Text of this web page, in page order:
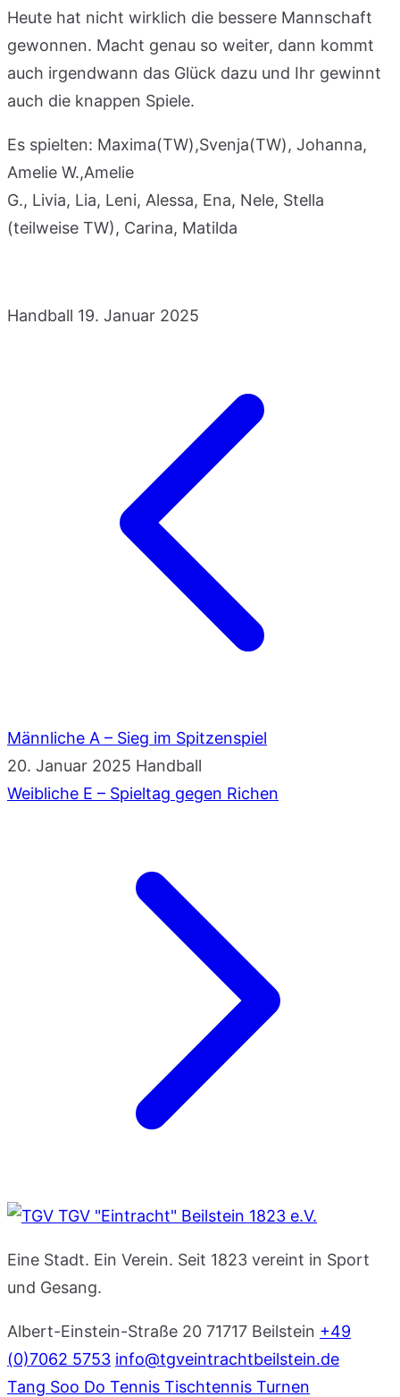
Heute hat nicht wirklich die bessere Mannschaft
gewonnen. Macht genau so weiter, dann kommt
auch irgendwann das Glück dazu und Ihr gewinnt
auch die knappen Spiele.
Es spielten: Maxima(TW),Svenja(TW), Johanna,
Amelie W.,Amelie
G., Livia, Lia, Leni, Alessa, Ena, Nele, Stella
(teilweise TW), Carina, Matilda
Handball 19. Januar 2025
Männliche A – Sieg im Spitzenspiel
20. Januar 2025 Handball
Weibliche E – Spieltag gegen Richen
TGV "Eintracht" Beilstein 1823 e.V.
Eine Stadt. Ein Verein. Seit 1823 vereint in Sport
und Gesang.
Albert-Einstein-Straße 20 71717 Beilstein +49
(0)7062 5753 info@tgveintrachtbeilstein.de
Tang Soo Do Tennis Tischtennis Turnen